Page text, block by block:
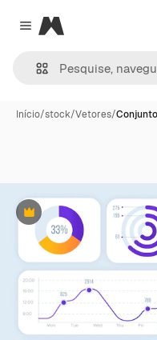
Close menu
Magnific
Início/stock/Vetores/
Premium